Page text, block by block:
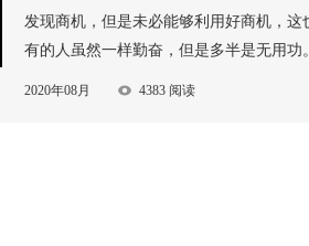
发现商机，但是未必能够利用好商机，
有的人虽然一样勤奋，但是多半是无用
2020年08月 4383 阅读